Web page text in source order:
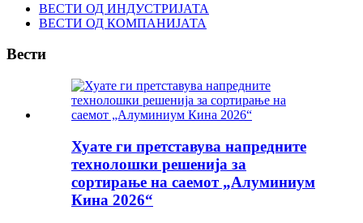
ВЕСТИ ОД ИНДУСТРИЈАТА
ВЕСТИ ОД КОМПАНИЈАТА
Вести
Хуате ги претставува напредните
технолошки решенија за
сортирање на саемот „Алуминиум
Кина 2026“